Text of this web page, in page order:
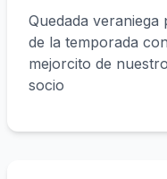
Quedada
de la temporada
mejorcito de
socio